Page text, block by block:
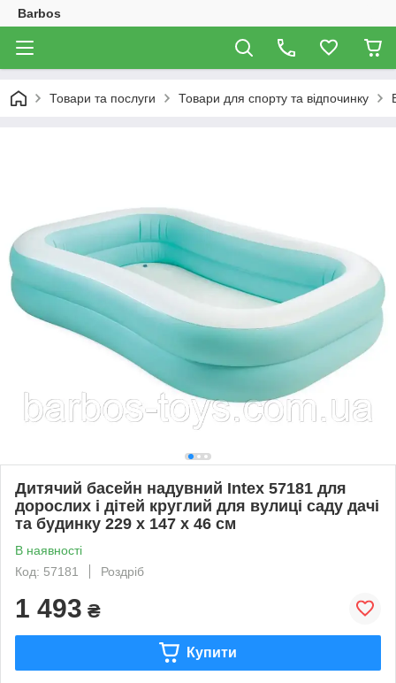
Barbos
Товари та послуги Товари для спорту та відпочинку
Дитячий басейн надувний Intex 57181 для
дорослих і дітей круглий для вулиці саду дачі
та будинку 229 x 147 x 46 см
В наявності
Код: 57181
Роздріб
1 493 ₴
Купити